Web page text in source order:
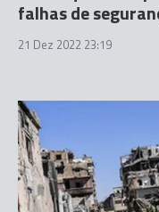
falhas de
21 Dez 2022 23:19